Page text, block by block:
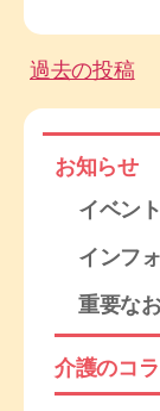
投
稿
過去の投稿
お知らせ
イベン
インフ
重要な
介護のコ